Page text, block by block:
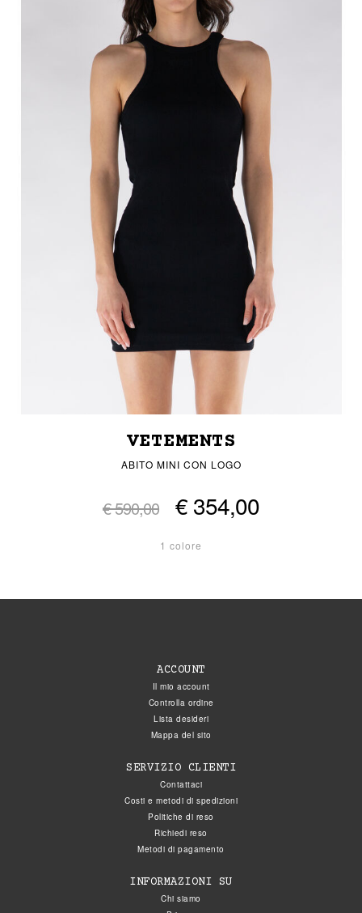
VETEMENTS
ABITO MINI CON LOGO
€ 590,00 € 354,00
1 colore
ACCOUNT
Il mio account
Controlla ordine
Lista desideri
Mappa del sito
SERVIZIO CLIENTI
Contattaci
Costi e metodi di spedizioni
Politiche di reso
Richiedi reso
Metodi di pagamento
INFORMAZIONI SU
Chi siamo